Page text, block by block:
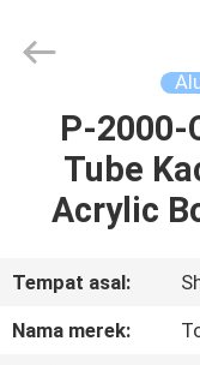
RUMAH
PRODUK
TENTANG
KAMI
P-2000-
Tube
Acrylic
Tempat asal:
Nama merek: